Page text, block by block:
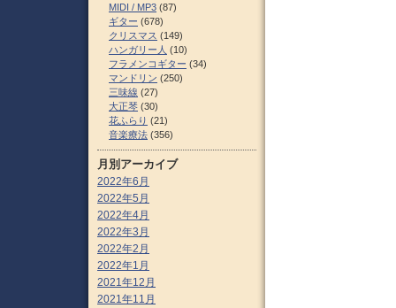
MIDI / MP3 (87)
ギター (678)
クリスマス (149)
ハンガリー人 (10)
フラメンコギター (34)
マンドリン (250)
三味線 (27)
大正琴 (30)
花ふらり (21)
音楽療法 (356)
月別アーカイブ
2022年6月
2022年5月
2022年4月
2022年3月
2022年2月
2022年1月
2021年12月
2021年11月